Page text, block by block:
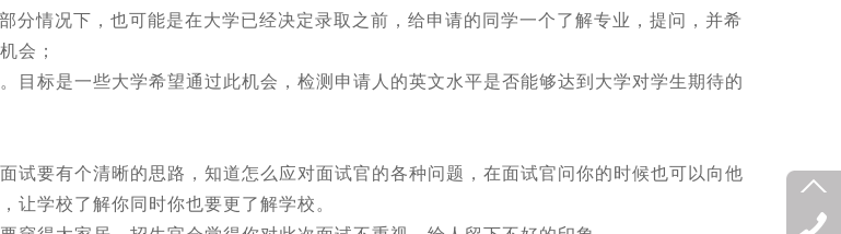
情况下，也可能是在大学已经决定录取之前，给申请的同学一个了解专业，提问，并希
会；
标是一些大学希望通过此机会，检测申请人的英文水平是否能够达到大学对学生期待的
要有个清晰的思路，知道怎么应对面试官的各种问题，在面试官问你的时候也可以向他
让学校了解你同时你也要更了解学校。